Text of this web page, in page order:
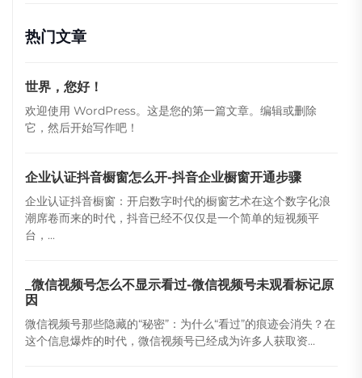
热门文章
世界，您好！
欢迎使用 WordPress。这是您的第一篇文章。编辑或删除
它，然后开始写作吧！
企业认证抖音橱窗怎么开-抖音企业橱窗开通步骤
企业认证抖音橱窗：开启数字时代的橱窗艺术在这个数字化浪
潮席卷而来的时代，抖音已经不仅仅是一个简单的短视频平
台，...
_微信视频号怎么不显示看过-微信视频号未观看标记原
因
微信视频号那些隐藏的“秘密”：为什么“看过”的痕迹会消失？在
这个信息爆炸的时代，微信视频号已经成为许多人获取资...